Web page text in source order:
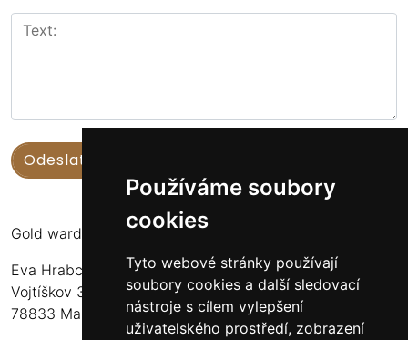
Používáme soubory
cookies
Tyto webové stránky používají
soubory cookies a další sledovací
nástroje s cílem vylepšení
uživatelského prostředí, zobrazení
Gold warden
Eva Hrabcová
Vojtíškov 3
78833 Malá Morava